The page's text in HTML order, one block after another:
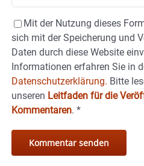
Mit der Nutzung dieses
sich mit der Speicherung und
Daten durch diese Website
Informationen erfahren Sie in
Datenschutzerklärung. Bitte
unseren Leitfaden für die
Kommentaren. *